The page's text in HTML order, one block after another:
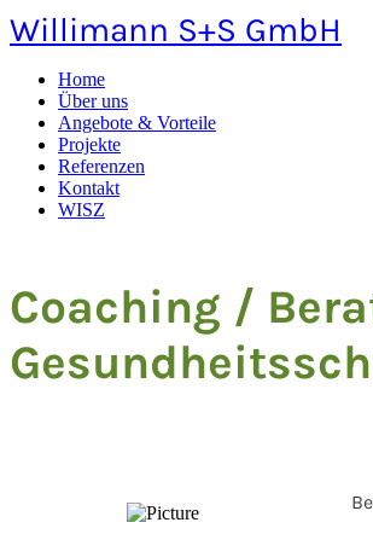
Willimann S+S GmbH
Home
Über uns
Angebote & Vorteile
Projekte
Referenzen
Kontakt
WISZ
Coaching /